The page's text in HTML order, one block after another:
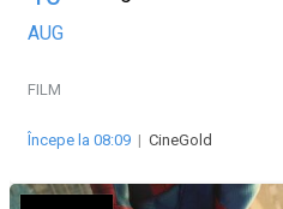
AUG
FILM
Începe la 08:09 | CineGold